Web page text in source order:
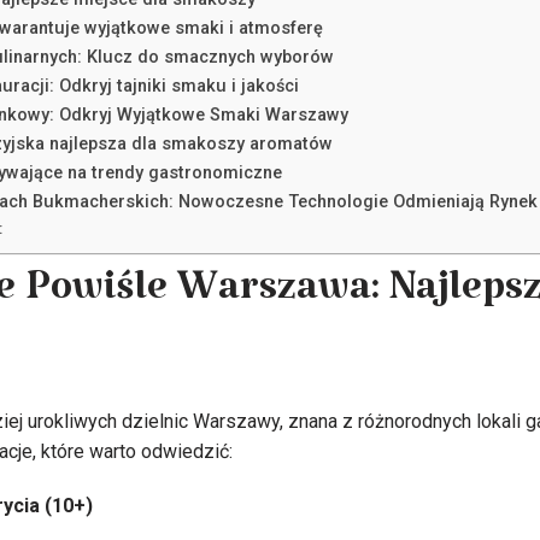
wyjątkowe smaki i atmosferę
Klucz do smacznych wyborów
Odkryj tajniki smaku i jakości
Odkryj Wyjątkowe Smaki Warszawy
najlepsza dla smakoszy aromatów
na trendy gastronomiczne
Bukmacherskich: Nowoczesne Technologie Odmieniają Rynek
Powiśle Warszawa:
urokliwych dzielnic Warszawy, znana z różnorodnych lokali
które warto odwiedzić:
(10+)